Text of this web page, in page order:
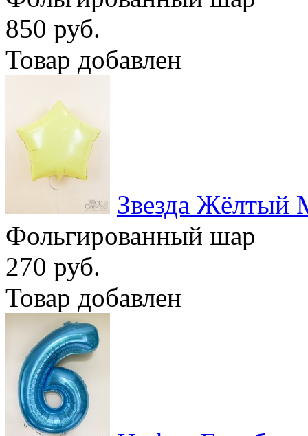
850 руб.
Товар добавлен
Звезда Жёлтый
Фольгированный шар
270 руб.
Товар добавлен